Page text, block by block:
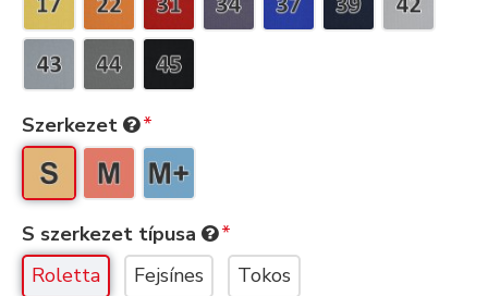
Szerkezet
S szerkezet típusa
Roletta
Fejsínes Tokos